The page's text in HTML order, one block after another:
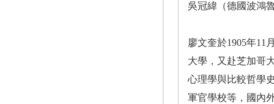
吳冠緯（德國波鴻
廖文奎於1905年11
大學，又赴芝加哥
心理學與比較哲學
軍官學校等，國內